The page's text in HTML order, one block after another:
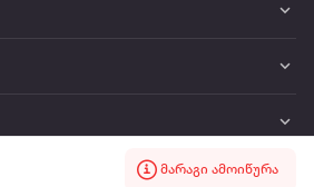
მარაგი ამოიწურა